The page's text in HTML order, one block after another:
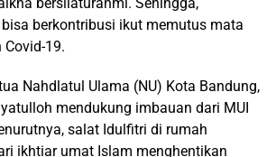
berkontribusi ikut memutus mata
Covid-19.
Nahdlatul Ulama (NU) Kota Bandung,
mendukung imbauan dari MUI
salat Idulfitri di rumah
ikhtiar umat Islam menghentikan